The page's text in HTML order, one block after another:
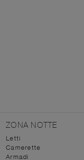
ZONA NOTTE
Letti
Camerette
Armadi